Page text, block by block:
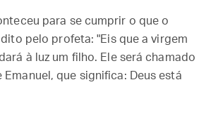
para se cumprir o que o
pelo profeta: "Eis que a virgem
à luz um filho. Ele será chamado
Emanuel, que significa: Deus está